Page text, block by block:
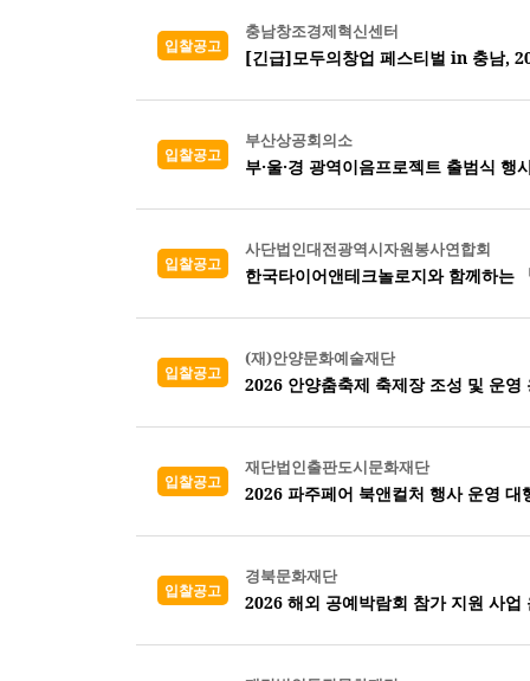
입찰공고
충남창조경제혁신센터
[긴급]모두의창업 페스티벌 in 충남,
입찰공고
부산상공회의소
부·울·경 광역이음프로젝트 출범식 행
입찰공고
사단법인대전광역시자원봉사연합회
한국타이어앤테크놀로지와 함께하는
입찰공고
(재)안양문화예술재단
2026 안양춤축제 축제장 조성 및 운영
입찰공고
재단법인출판도시문화재단
2026 파주페어 북앤컬처 행사 운영 대
입찰공고
경북문화재단
2026 해외 공예박람회 참가 지원 사업